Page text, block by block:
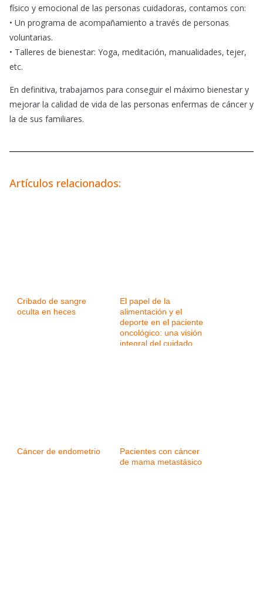
físico y emocional de las personas cuidadoras, contamos con:
• Un programa de acompañamiento a través de personas
voluntarias.
• Talleres de bienestar: Yoga, meditación, manualidades, tejer,
etc.
En definitiva, trabajamos para conseguir el máximo bienestar y
mejorar la calidad de vida de las personas enfermas de cáncer y
la de sus familiares.
Artículos relacionados:
Cribado de sangre
oculta en heces
El papel de la
alimentación y el
deporte en el paciente
oncológico: una visión
integral del cuidado
Cáncer de endometrio
Pacientes con cáncer
de mama metastásico